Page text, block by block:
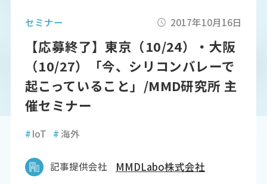
セミナー 2017年10月16日
【応募終了】東京（10/24）・大阪
（10/27）「今、シリコンバレーで
起こっていること」/MMD研究所 主
催セミナー
#IoT # 海外
記事提供会社 MMDLabo株式会社